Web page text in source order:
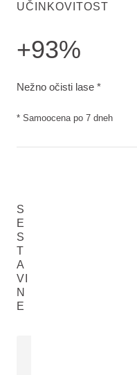
UČINKOVITOST
+93%
Nežno očisti lase *
* Samoocena po 7 dneh
S
E
S
T
A
VI
N
E